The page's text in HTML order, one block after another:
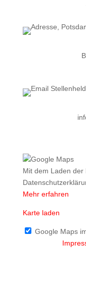
Mit dem Laden der
Mehr erfahren
Karte laden
Google Maps